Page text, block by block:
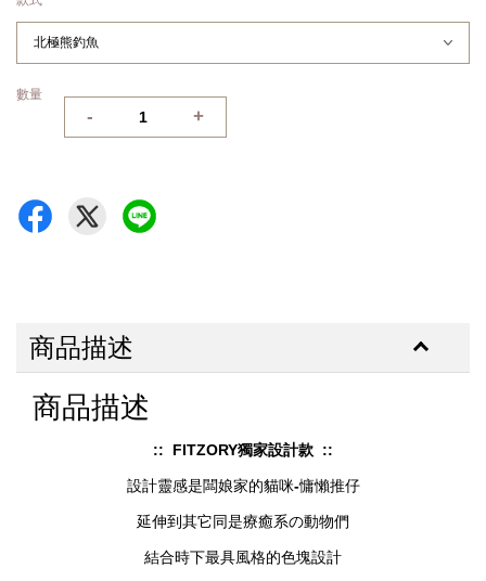
數量
- +
商品描述
商品描述
:: FITZORY獨家設計款 ::
設計靈感是闆娘家的貓咪-慵懶推仔
延伸到其它同是療癒系の動物們
結合時下最具風格的色塊設計